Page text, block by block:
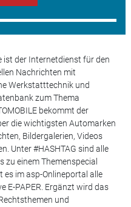
ist der Internetdienst für den
Nachrichten mit
Werkstatttechnik und
zum Thema
bekommt der
die wichtigsten Automarken
Bildergalerien, Videos
Unter #HASHTAG sind alle
zu einem Themenspecial
im asp-Onlineportal alle
E-PAPER. Ergänzt wird das
und